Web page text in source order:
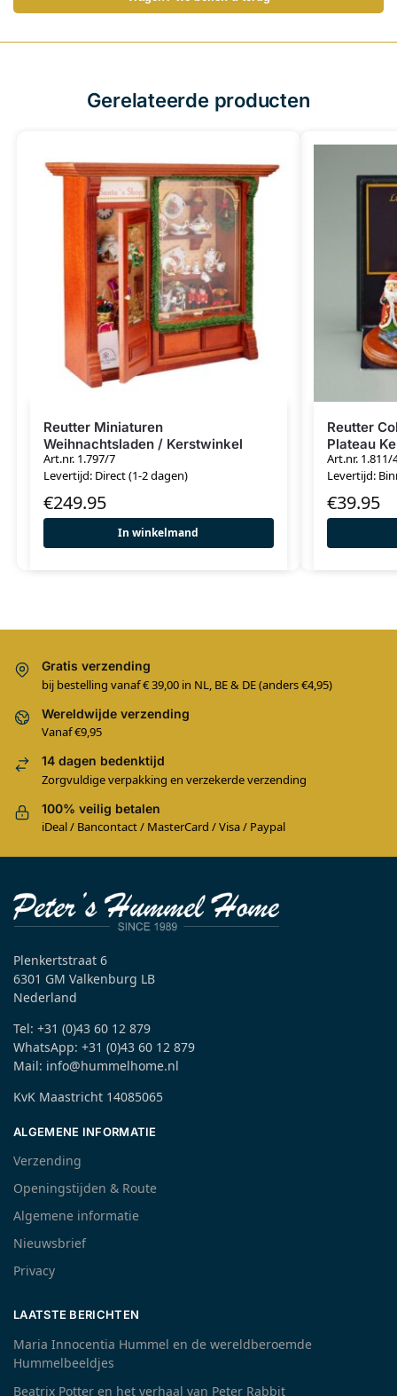
Gerelateerde producten
Reutter Miniaturen
Weihnachtsladen / Kerstwinkel
Art.nr. 1.797/7
Levertijd: Direct (1-2 dagen)
€249.95
In winkelmand
Reutter
Plateau
Art.nr. 1.811/
Levertijd:
€39.95
Gratis verzending
bij bestelling vanaf € 39,00 in NL, BE & DE (anders €4,95)
Wereldwijde verzending
Vanaf €9,95
14 dagen bedenktijd
Zorgvuldige verpakking en verzekerde verzending
100% veilig betalen
iDeal / Bancontact / MasterCard / Visa / Paypal
Plenkertstraat 6
6301 GM Valkenburg LB
Nederland
Tel: +31 (0)43 60 12 879
WhatsApp: +31 (0)43 60 12 879
Mail: info@hummelhome.nl
KvK Maastricht 14085065
ALGEMENE INFORMATIE
Verzending
Openingstijden & Route
Algemene informatie
Nieuwsbrief
Privacy
LAATSTE BERICHTEN
Maria Innocentia Hummel en de wereldberoemde
Hummelbeeldjes
Beatrix Potter en het verhaal van Peter Rabbit